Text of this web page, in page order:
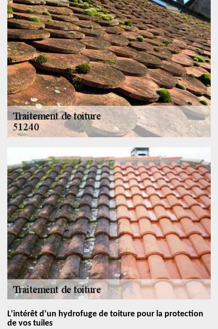
L’intérêt d’un hydrofuge de toiture pour la protection
de vos tuiles